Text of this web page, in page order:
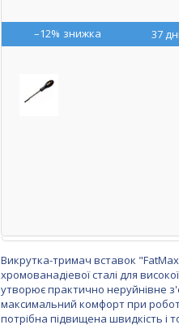
–12% 37
Викрутка-тримач вставок
хромованадіевої сталі для
утворює практично неруйнівне
максимальний комфорт при
потрібна підвищена швидкість і